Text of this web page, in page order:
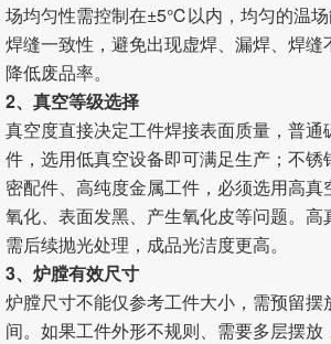
场均匀性需控制在±5℃以内，均匀的温
焊缝一致性，避免出现虚焊、漏焊、焊缝
降低废品率。
2、真空等级选择
真空度直接决定工件焊接表面质量，普通
件，选用低真空设备即可满足生产；不
密配件、高纯度金属工件，必须选用高真
氧化、表面发黑、产生氧化皮等问题。
需后续抛光处理，成品光洁度更高。
3、炉膛有效尺寸
炉膛尺寸不能仅参考工件大小，需预留摆
间。如果工件外形不规则、需要多层摆放